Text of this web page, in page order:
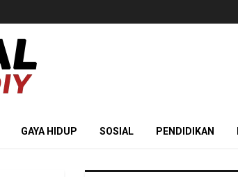
GAYA HIDUP SOSIAL PENDIDIKAN